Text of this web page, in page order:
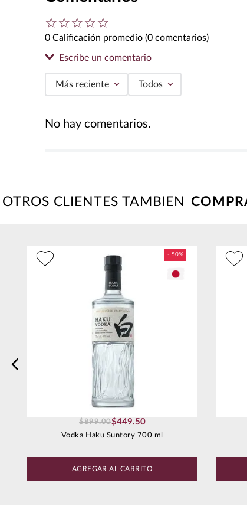
☆☆☆☆☆
0 Calificación promedio (0 comentarios)
Escribe un comentario
Título
★★★★ ★
Dirección de email
Escribe un comentario
Enviar comentario
Más reciente Todos
No hay comentarios.
OTROS CLIENTES TAMBIEN
$449.50
$899.00
Vodka Haku Suntory 700 ml
AGREGAR AL CARRITO